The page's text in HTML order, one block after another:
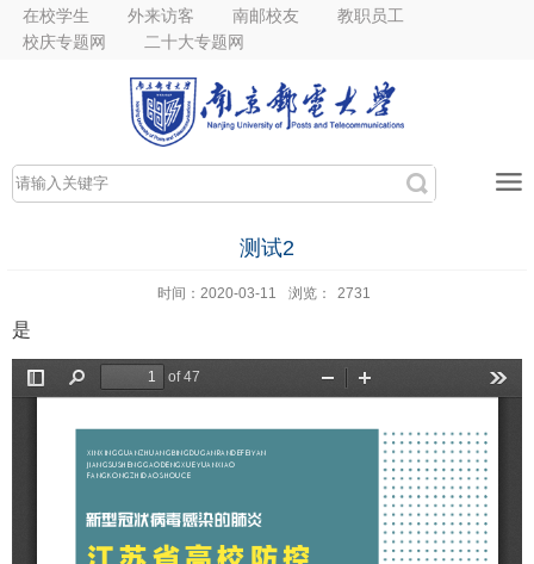
在校学生 外来访客 南邮校友
教职员工
校庆专题网
二十大专题网
测试2
时间：2020-03-11 浏览： 2731
是